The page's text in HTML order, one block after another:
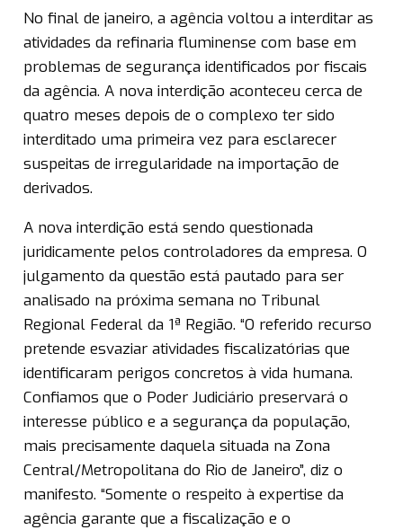
No final de janeiro, a agência voltou a interditar as
atividades da refinaria fluminense com base em
problemas de segurança identificados por fiscais
da agência. A nova interdição aconteceu cerca de
quatro meses depois de o complexo ter sido
interditado uma primeira vez para esclarecer
suspeitas de irregularidade na importação de
derivados.
A nova interdição está sendo questionada
juridicamente pelos controladores da empresa. O
julgamento da questão está pautado para ser
analisado na próxima semana no Tribunal
Regional Federal da 1ª Região. “O referido recurso
pretende esvaziar atividades fiscalizatórias que
identificaram perigos concretos à vida humana.
Confiamos que o Poder Judiciário preservará o
interesse público e a segurança da população,
mais precisamente daquela situada na Zona
Central/Metropolitana do Rio de Janeiro”, diz o
manifesto. “Somente o respeito à expertise da
agência garante que a fiscalização e o